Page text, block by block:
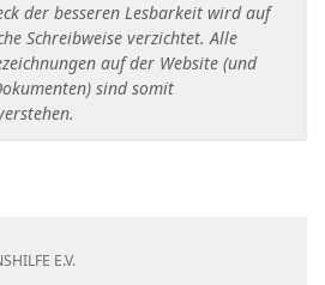
der besseren Lesbarkeit wird auf
Schreibweise verzichtet. Alle
auf der Website (und
sind somit
E.V.